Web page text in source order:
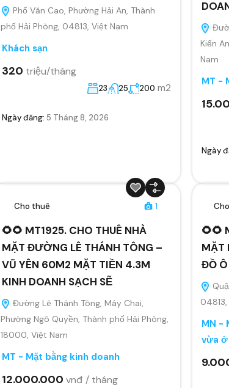
Phố Văn Cao, Phường Hải An, Thành
phố Hải Phòng, 04813, Việt Nam
Khách sạn
320 triệu/tháng
23 25 200 m2
Ngày đăng: 5 Tháng 8, 2026
Kiến
Nam
MT -
Ngày
Cho thuê 1
🌻🌻 MT1925. CHO THUÊ NHÀ
MẶT ĐƯỜNG LÊ THÁNH TÔNG –
VŨ YÊN 60M2 MẶT TIỀN 4.3M
KINH DOANH SẠCH SẼ
Đường Lê Thánh Tông, Máy Chai,
Phường Ngô Quyền, Thành phố Hải Phòng,
18000, Việt Nam
MT - Mặt bằng kinh doanh
12.000.000 vnđ / tháng
🌻🌻
MẶT
ĐỒ
MN -
vừa